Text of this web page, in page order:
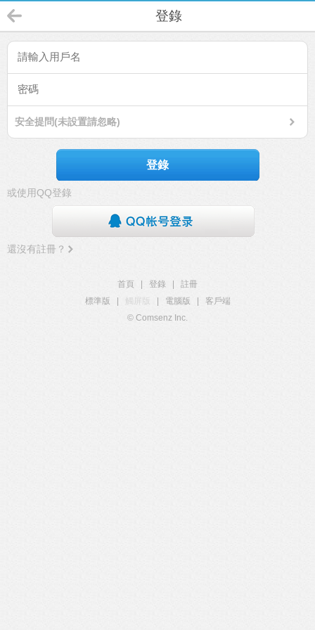
登錄
安全提問(未設置請忽略)
登錄
或使用QQ登錄
還沒有註冊？
首頁 登錄
註冊
標準版
觸屏版 電腦版
客戶端
© Comsenz Inc.